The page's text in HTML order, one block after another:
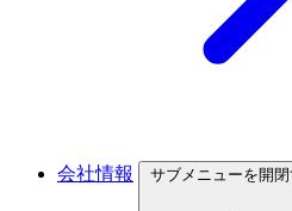
会社情報 サブメニューを開閉